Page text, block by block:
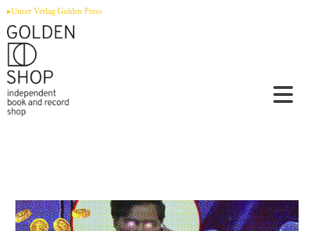
Zum
springen
▸Unser Verlag Golden Press